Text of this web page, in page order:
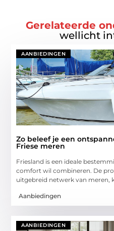
Gerelateerde
wellicht
AANBIEDINGEN
Zo beleef je een
Friese meren
Friesland is een ideale
comfort wil combineren. De
uitgebreid netwerk van meren,
Aanbiedingen
AANBIEDINGEN